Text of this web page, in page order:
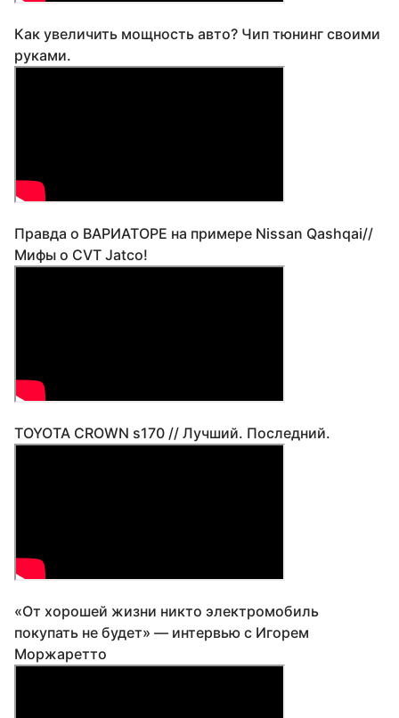
Как увеличить мощность авто? Чип тюнинг своими
руками.
Правда о ВАРИАТОРЕ на примере Nissan Qashqai//
Мифы о CVT Jatco!
TOYOTA CROWN s170 // Лучший. Последний.
«От хорошей жизни никто электромобиль
покупать не будет» — интервью с Игорем
Моржаретто